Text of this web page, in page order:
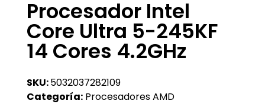
Procesador Intel
Core Ultra 5-245KF
14 Cores 4.2GHz
SKU:5032037282109
Categoría: Procesadores AMD